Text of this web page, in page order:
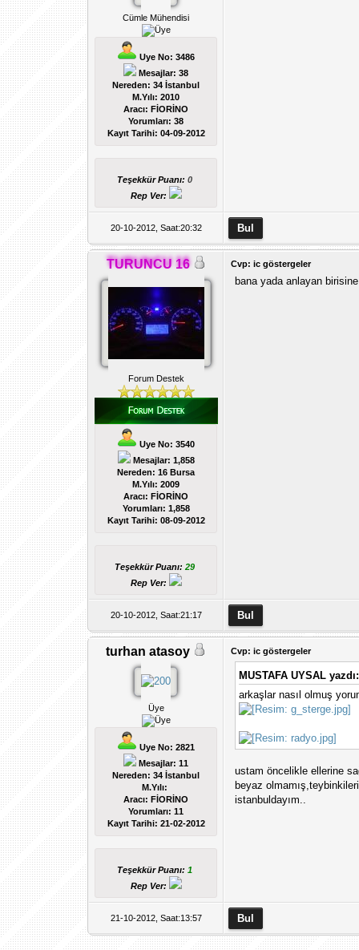
Cümle Mühendisi
Uye No: 3486
Mesajlar: 38
Nereden: 34 İstanbul
M.Yılı: 2010
Aracı: FİORİNO
Yorumları:38
Kayıt Tarihi: 04-09-2012
Teşekkür Puanı:0
Rep Ver:
20-10-2012, Saat:20:32
TURUNCU 16
Forum Destek
Uye No: 3540
Mesajlar: 1,858
Nereden: 16 Bursa
M.Yılı: 2009
Aracı: FİORİNO
Yorumları: 1,858
Kayıt Tarihi: 08-09-2012
Teşekkür Puanı:29
Rep Ver:
Cvp: ic göstergeler
bana yada anlayan
20-10-2012, Saat:21:17
turhan atasoy
Üye
Uye No: 2821
Mesajlar: 11
Nereden: 34 İstanbul
M.Yılı:
Aracı: FİORİNO
Yorumları:11
Kayıt Tarihi: 21-02-2012
Teşekkür Puanı:1
Rep Ver:
Cvp: ic göstergeler
MUSTAFA UYSAL yazdı:
arkaşlar nasıl olmuş
ustam öncelikle ellerine
beyaz
istanbuldayım..
21-10-2012, Saat:13:57